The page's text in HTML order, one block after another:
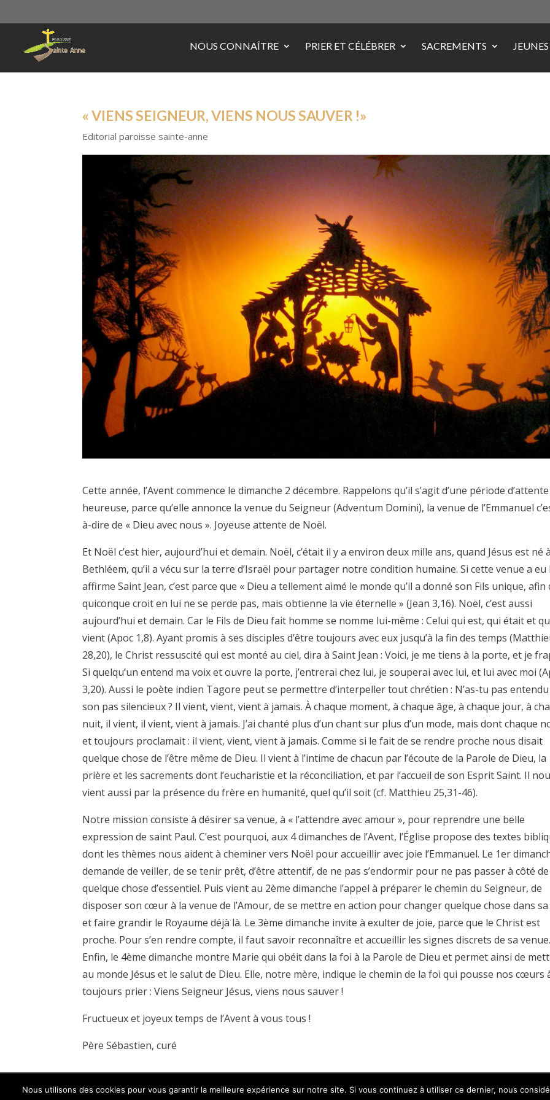
NOUS CONNAÎTRE PRIER ET CÉLÉBRER SACREMENTS JEUNES
« VIENS SEIGNEUR, VIENS NOUS SAUVER !»
Editorial paroisse sainte-anne
Cette année, l’Avent commence le dimanche 2 décembre. Rappelons qu’il s’agit d’une période d’attente
heureuse, parce qu’elle annonce la venue du Seigneur (Adventum Domini), la venue de l’Emmanuel
à-dire de « Dieu avec nous ». Joyeuse attente de Noël.
Et Noël c’est hier, aujourd’hui et demain. Noël, c’était il y a environ deux mille ans, quand Jésus est né
Bethléem, qu’il a vécu sur la terre d’Israël pour partager notre condition humaine. Si cette venue a eu
affirme Saint Jean, c’est parce que « Dieu a tellement aimé le monde qu’il a donné son Fils unique, afin
quiconque croit en lui ne se perde pas, mais obtienne la vie éternelle » (Jean 3,16). Noël, c’est aussi
aujourd’hui et demain. Car le Fils de Dieu fait homme se nomme lui-même : Celui qui est, qui était et
vient (Apoc 1,8). Ayant promis à ses disciples d’être toujours avec eux jusqu’à la fin des temps
28,20), le Christ ressuscité qui est monté au ciel, dira à Saint Jean : Voici, je me tiens à la porte, et je
Si quelqu’un entend ma voix et ouvre la porte, j’entrerai chez lui, je souperai avec lui, et lui avec moi
3,20). Aussi le poète indien Tagore peut se permettre d’interpeller tout chrétien : N’as-tu pas entendu
son pas silencieux ? Il vient, vient, vient à jamais. À chaque moment, à chaque âge, à chaque jour, à
nuit, il vient, il vient, vient à jamais. J’ai chanté plus d’un chant sur plus d’un mode, mais dont chaque
et toujours proclamait : il vient, vient, vient à jamais. Comme si le fait de se rendre proche nous disait
quelque chose de l’être même de Dieu. Il vient à l’intime de chacun par l’écoute de la Parole de Dieu, la
prière et les sacrements dont l’eucharistie et la réconciliation, et par l’accueil de son Esprit Saint. Il
vient aussi par la présence du frère en humanité, quel qu’il soit (cf. Matthieu 25,31-46).
Notre mission consiste à désirer sa venue, à « l’attendre avec amour », pour reprendre une belle
expression de saint Paul. C’est pourquoi, aux 4 dimanches de l’Avent, l’Église propose des textes
dont les thèmes nous aident à cheminer vers Noël pour accueillir avec joie l’Emmanuel. Le 1er
demande de veiller, de se tenir prêt, d’être attentif, de ne pas s’endormir pour ne pas passer à côté de
quelque chose d’essentiel. Puis vient au 2ème dimanche l’appel à préparer le chemin du Seigneur, de
disposer son cœur à la venue de l’Amour, de se mettre en action pour changer quelque chose dans
et faire grandir le Royaume déjà là. Le 3ème dimanche invite à exulter de joie, parce que le Christ est
proche. Pour s’en rendre compte, il faut savoir reconnaître et accueillir les signes discrets de sa
Enfin, le 4ème dimanche montre Marie qui obéit dans la foi à la Parole de Dieu et permet ainsi de
au monde Jésus et le salut de Dieu. Elle, notre mère, indique le chemin de la foi qui pousse nos cœurs
toujours prier : Viens Seigneur Jésus, viens nous sauver !
Fructueux et joyeux temps de l’Avent à vous tous !
Père Sébastien, curé
© Paroisse Sainte-Anne - Maison paroissiale Place de l'église - 38110 La Tour du Pin - Tél: 04 74 97 10 33 | Développé parHyppoWeb|
Nous utilisons des cookies pour vous garantir la meilleure expérience sur notre site. Si vous continuez à utiliser ce dernier, nous